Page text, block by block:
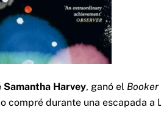
Harvey, ganó el Booker
compré durante una escapada a